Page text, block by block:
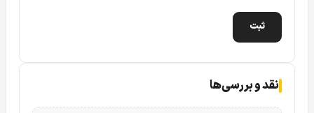
دارای کیس نسبتا بزرگ بوده و جنس بدنه آن کاملا از فلز می
نقد و بررسی‌ها